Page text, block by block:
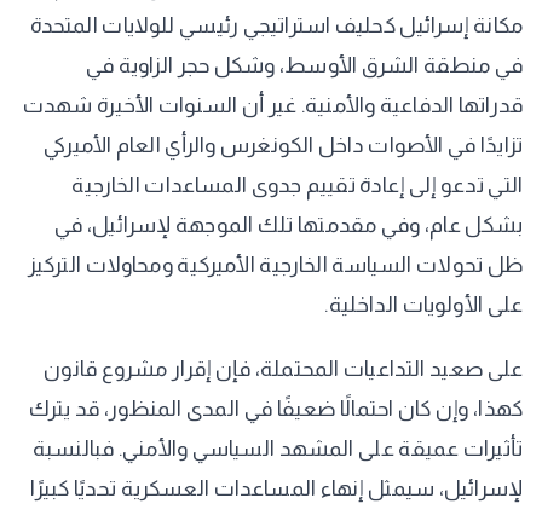
مكانة إسرائيل كحليف استراتيجي رئيسي للولايات المتحدة
في منطقة الشرق الأوسط، وشكل حجر الزاوية في
قدراتها الدفاعية والأمنية. غير أن السنوات الأخيرة شهدت
تزايدًا في الأصوات داخل الكونغرس والرأي العام الأميركي
التي تدعو إلى إعادة تقييم جدوى المساعدات الخارجية
بشكل عام، وفي مقدمتها تلك الموجهة لإسرائيل، في
ظل تحولات السياسة الخارجية الأميركية ومحاولات التركيز
على الأولويات الداخلية.
على صعيد التداعيات المحتملة، فإن إقرار مشروع قانون
كهذا، وإن كان احتمالًا ضعيفًا في المدى المنظور، قد يترك
تأثيرات عميقة على المشهد السياسي والأمني. فبالنسبة
لإسرائيل، سيمثل إنهاء المساعدات العسكرية تحديًا كبيرًا